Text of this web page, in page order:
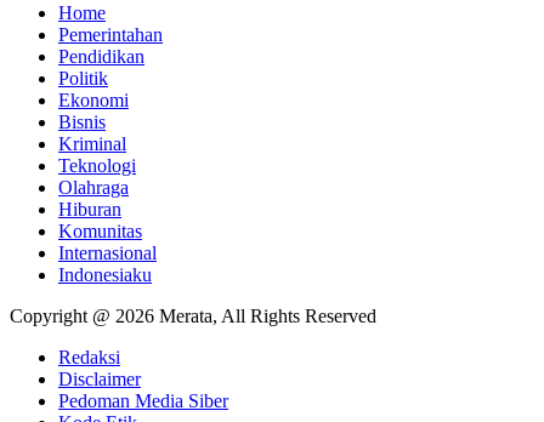
Home
Pemerintahan
Pendidikan
Politik
Ekonomi
Bisnis
Kriminal
Teknologi
Olahraga
Hiburan
Komunitas
Internasional
Indonesiaku
Copyright @ 2026 Merata, All Rights Reserved
Redaksi
Disclaimer
Pedoman Media Siber